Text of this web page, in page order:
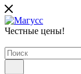
Честные цены!